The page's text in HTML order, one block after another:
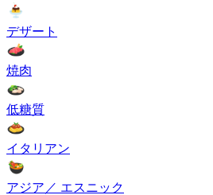
デザート
焼肉
低糖質
イタリアン
アジア／ エスニック